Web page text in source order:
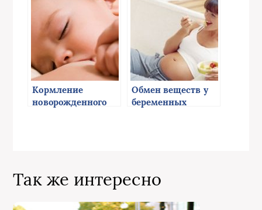
Кормление
новорожденного
Обмен веществ у
беременных
Так же интересно